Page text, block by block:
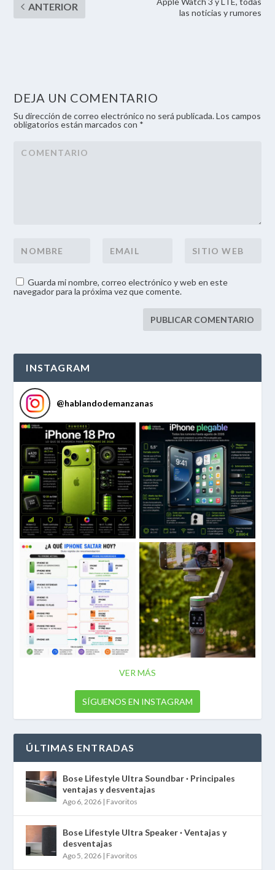
las noticias y rumores
DEJA UN COMENTARIO
Su dirección de correo electrónico no será publicada. Los campos
obligatorios están marcados con *
Guarda mi nombre, correo electrónico y web en este
navegador para la próxima vez que comente.
INSTAGRAM
@hablandodemanzanas
VER MÁS
SÍGUENOS EN INSTAGRAM
ÚLTIMAS ENTRADAS
Bose Lifestyle Ultra Soundbar · Principales
ventajas y desventajas
Ago 6, 2026 | Favoritos
Bose Lifestyle Ultra Speaker · Ventajas y
desventajas
Ago 5, 2026 | Favoritos